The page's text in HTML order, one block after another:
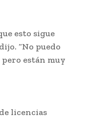
esto sigue
“No puedo
están muy
licencias